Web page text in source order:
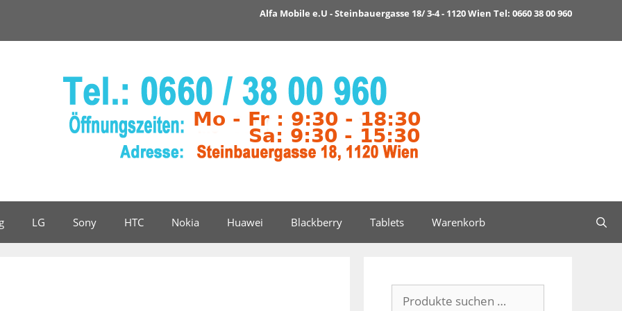
Alfa Mobile e.U - Steinbauergasse 18/ 3-4 - 1120 Wien Tel: 0660 38 00 960
LG Sony HTC Nokia Huawei Blackberry Tablets Warenkorb